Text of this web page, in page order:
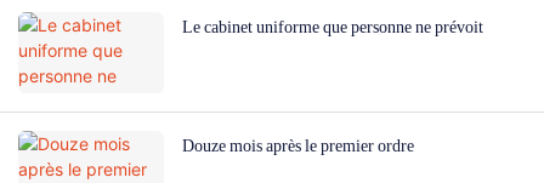
Le cabinet uniforme que personne ne prévoit
Douze mois après le premier ordre